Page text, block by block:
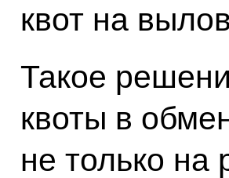
квот на
Такое
квоты в
не только на